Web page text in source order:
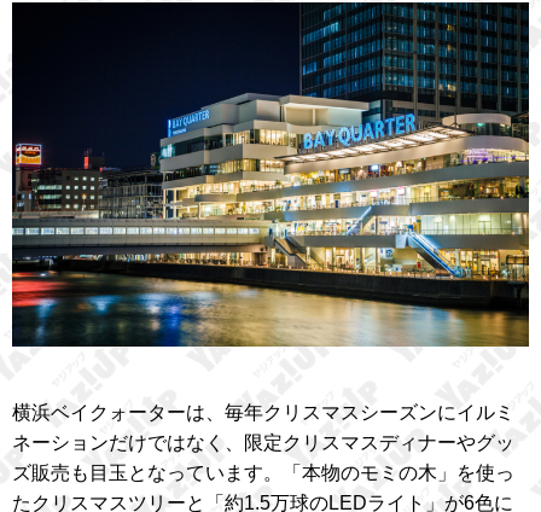
横浜ベイクォーターは、毎年クリスマスシーズンにイルミ
ネーションだけではなく、限定クリスマスディナーやグッ
ズ販売も目玉となっています。「本物のモミの木」を使っ
たクリスマスツリーと「約1.5万球のLEDライト」が6色に